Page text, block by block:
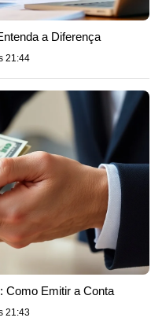
a Diferença
21:44
Como Emitir a Conta
21:43